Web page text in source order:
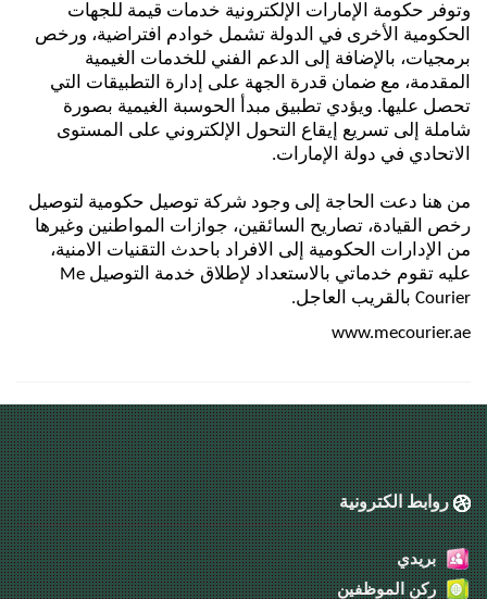
وتوفر حكومة الإمارات الإلكترونية خدمات قيمة للجهات
الحكومية الأخرى في الدولة تشمل خوادم افتراضية، ورخص
برمجيات، بالإضافة إلى الدعم الفني للخدمات الغيمية
المقدمة، مع ضمان قدرة الجهة على إدارة التطبيقات التي
تحصل عليها. ويؤدي تطبيق مبدأ الحوسبة الغيمية بصورة
شاملة إلى تسريع إيقاع التحول الإلكتروني على المستوى
الاتحادي في دولة الإمارات.
من هنا دعت الحاجة إلى وجود شركة توصيل حكومية لتوصيل
رخص القيادة، تصاريح السائقين، جوازات المواطنين وغيرها
من الإدارات الحكومية إلى الافراد باحدث التقنيات الامنية،
عليه تقوم خدماتي بالاستعداد لإطلاق خدمة التوصيل Me
Courier بالقريب العاجل.
www.mecourier.ae
روابط الكترونية
بريدي
ركن الموظفين